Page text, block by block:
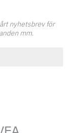
nyhetsbrev för
mm.